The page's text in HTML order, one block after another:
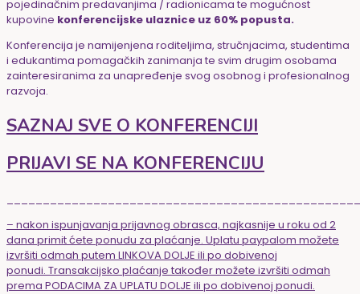
pojedinačnim predavanjima / radionicama te mogućnost
kupovine konferencijske ulaznice uz 60% popusta.
Konferencija je namijenjena roditeljima, stručnjacima, studentima
i edukantima pomagačkih zanimanja te svim drugim osobama
zainteresiranima za unapređenje svog osobnog i profesionalnog
razvoja.
SAZNAJ SVE O KONFERENCIJI
PRIJAVI SE NA KONFERENCIJU
– nakon ispunjavanja prijavnog obrasca, najkasnije u roku od 2
dana primit ćete ponudu za plaćanje. Uplatu paypalom možete
izvršiti odmah putem LINKOVA DOLJE ili po dobivenoj
ponudi. Transakcijsko plaćanje također možete izvršiti odmah
prema PODACIMA ZA UPLATU DOLJE ili po dobivenoj ponudi.